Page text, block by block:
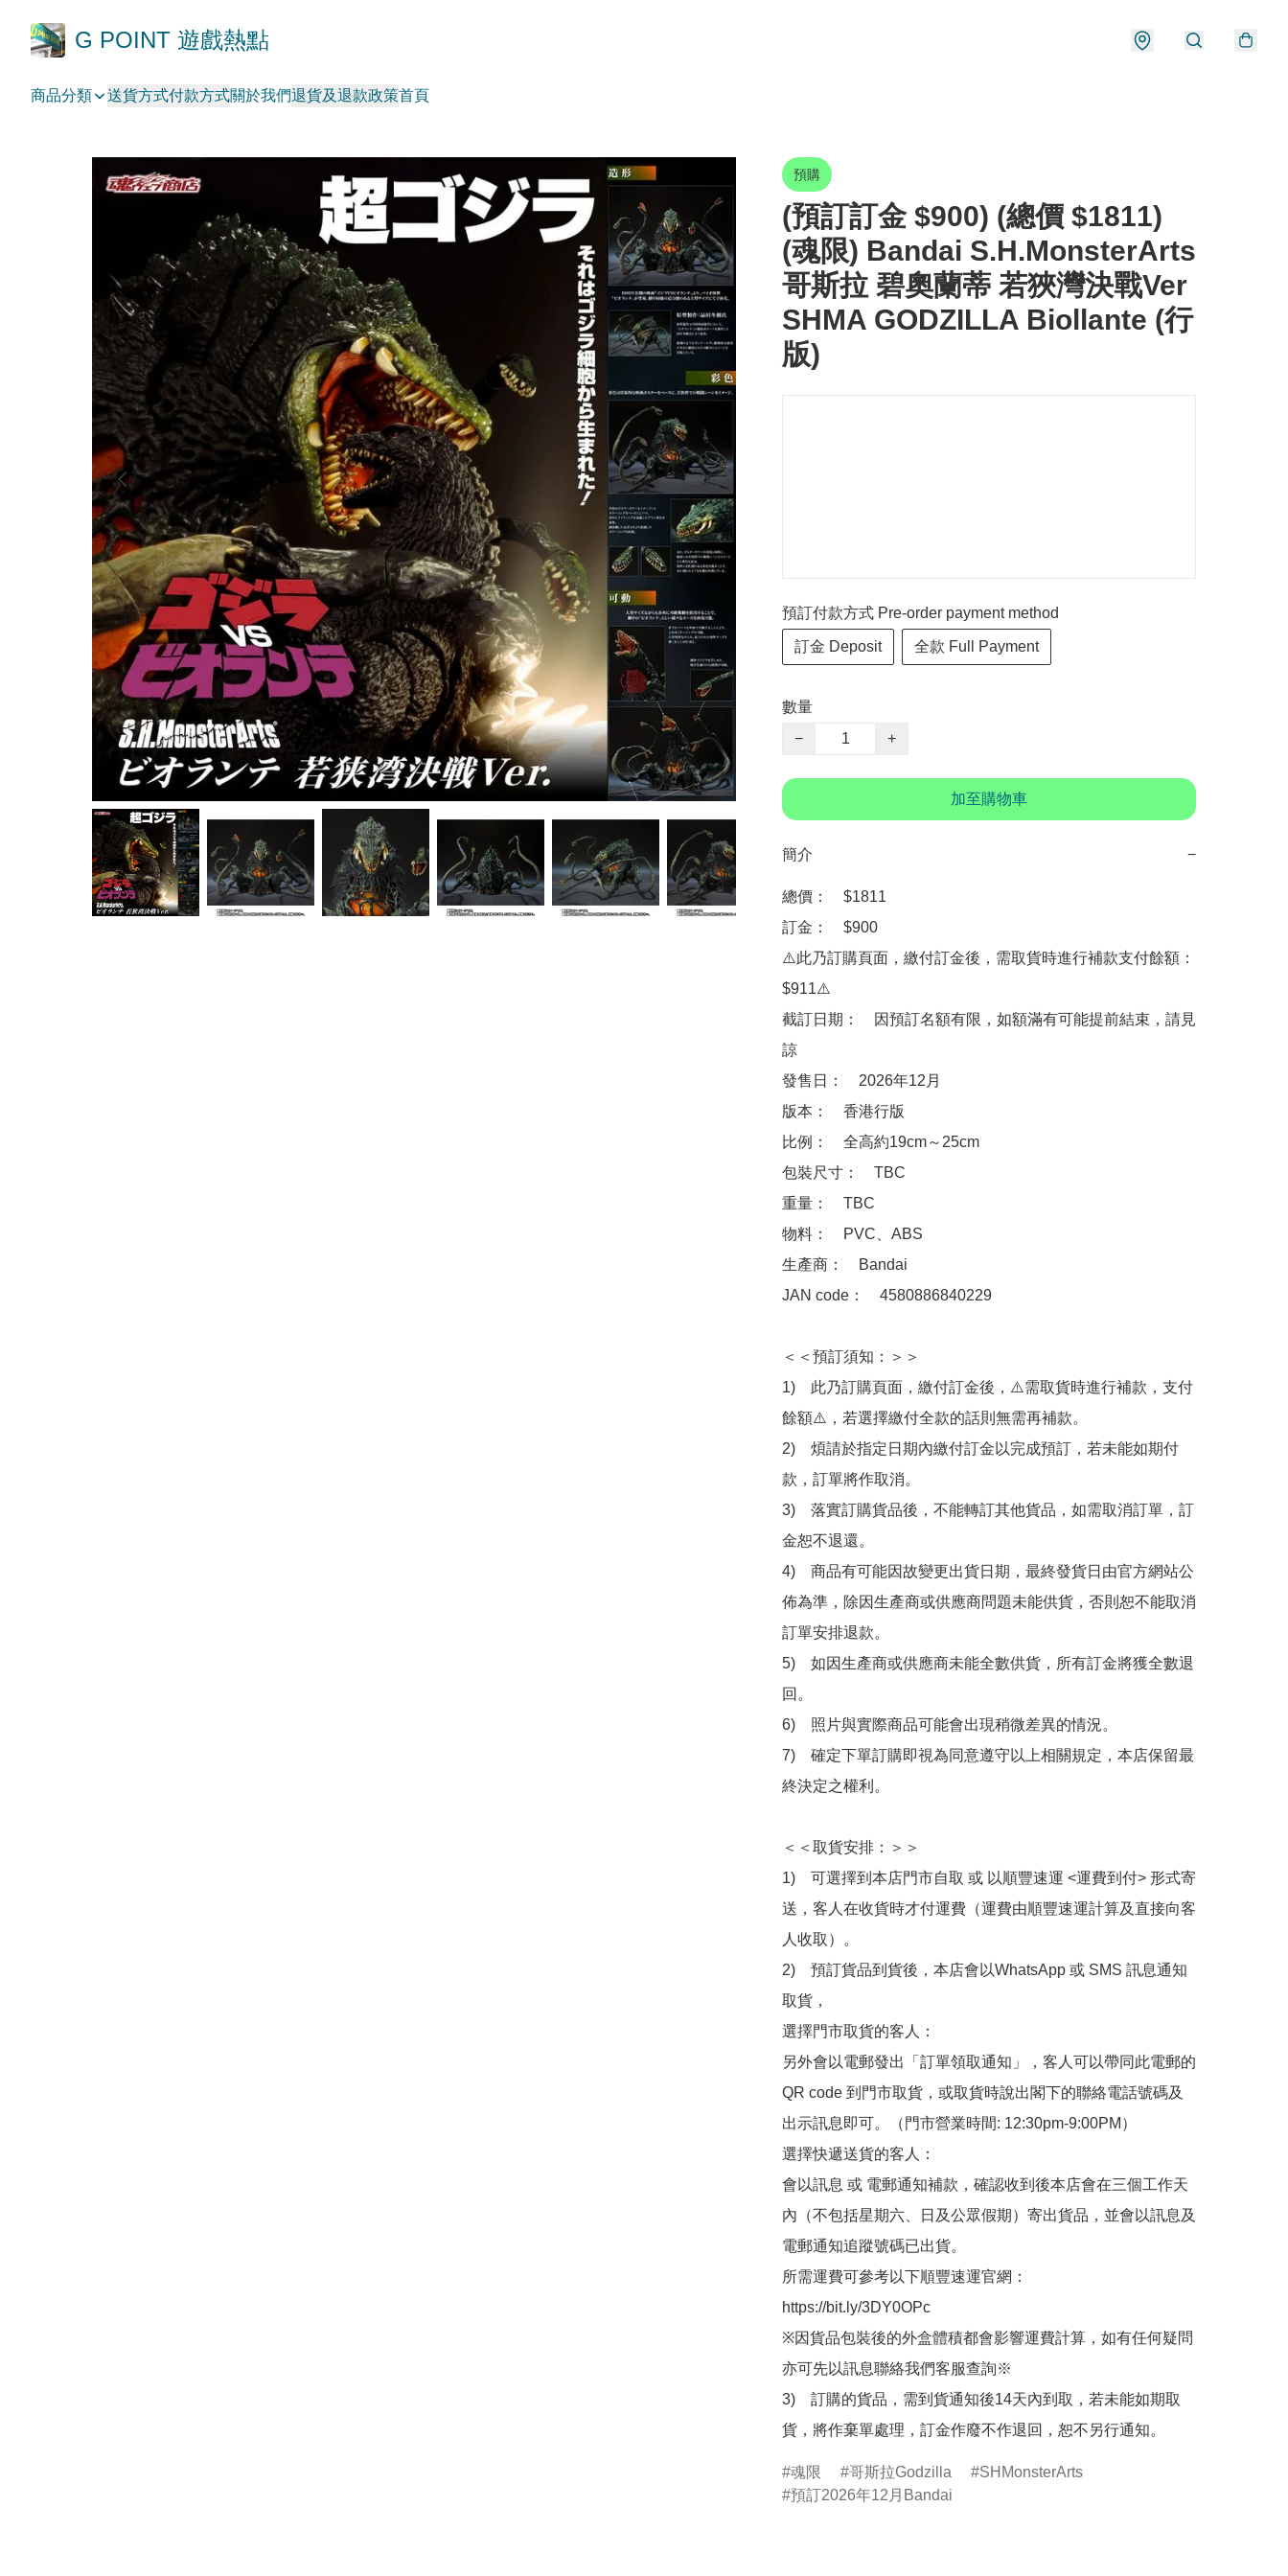
G POINT 遊戲熱點
商品分類 送貨方式付款方式關於我們退貨及退款政策首頁
預購
(預訂訂金 $900) (總價 $1811)
(魂限) Bandai S.H.MonsterArts
哥斯拉 碧奧蘭蒂 若狹灣決戰Ver
SHMA GODZILLA Biollante (行
版)
預訂付款方式 Pre-order payment method
訂金 Deposit 全款 Full Payment
數量
−
+
加至購物車
簡介 −
總價：　$1811
訂金：　$900
⚠️此乃訂購頁面，繳付訂金後，需取貨時進行補款支付餘額：
$911⚠️
截訂日期：　因預訂名額有限，如額滿有可能提前結束，請見
諒
發售日：　2026年12月
版本：　香港行版
比例：　全高約19cm～25cm
包裝尺寸：　TBC
重量：　TBC
物料：　PVC、ABS
生產商：　Bandai
JAN code：　4580886840229
＜＜預訂須知：＞＞
1)　此乃訂購頁面，繳付訂金後，⚠️需取貨時進行補款，支付
餘額⚠️，若選擇繳付全款的話則無需再補款。
2)　煩請於指定日期內繳付訂金以完成預訂，若未能如期付
款，訂單將作取消。
3)　落實訂購貨品後，不能轉訂其他貨品，如需取消訂單，訂
金恕不退還。
4)　商品有可能因故變更出貨日期，最終發貨日由官方網站公
佈為準，除因生產商或供應商問題未能供貨，否則恕不能取消
訂單安排退款。
5)　如因生產商或供應商未能全數供貨，所有訂金將獲全數退
回。
6)　照片與實際商品可能會出現稍微差異的情況。
7)　確定下單訂購即視為同意遵守以上相關規定，本店保留最
終決定之權利。
＜＜取貨安排：＞＞
1)　可選擇到本店門市自取 或 以順豐速運 <運費到付> 形式寄
送，客人在收貨時才付運費（運費由順豐速運計算及直接向客
人收取）。
2)　預訂貨品到貨後，本店會以WhatsApp 或 SMS 訊息通知
取貨，
選擇門市取貨的客人：
另外會以電郵發出「訂單領取通知」，客人可以帶同此電郵的
QR code 到門市取貨，或取貨時說出閣下的聯絡電話號碼及
出示訊息即可。（門市營業時間: 12:30pm-9:00PM）
選擇快遞送貨的客人：
會以訊息 或 電郵通知補款，確認收到後本店會在三個工作天
內（不包括星期六、日及公眾假期）寄出貨品，並會以訊息及
電郵通知追蹤號碼已出貨。
所需運費可參考以下順豐速運官網：
https://bit.ly/3DY0OPc
※因貨品包裝後的外盒體積都會影響運費計算，如有任何疑問
亦可先以訊息聯絡我們客服查詢※
3)　訂購的貨品，需到貨通知後14天內到取，若未能如期取
貨，將作棄單處理，訂金作廢不作退回，恕不另行通知。
魂限 哥斯拉Godzilla
SHMonsterArts
預訂2026年12月Bandai